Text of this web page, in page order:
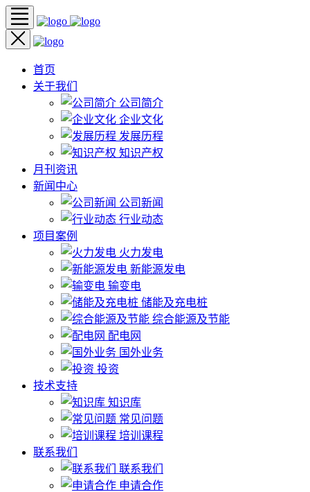
首页
关于我们
公司简介
企业文化
发展历程
知识产权
月刊资讯
新闻中心
公司新闻
行业动态
项目案例
火力发电
新能源发电
输变电
储能及充电桩
综合能源及节能
配电网
国外业务
投资
技术支持
知识库
常见问题
培训课程
联系我们
联系我们
申请合作